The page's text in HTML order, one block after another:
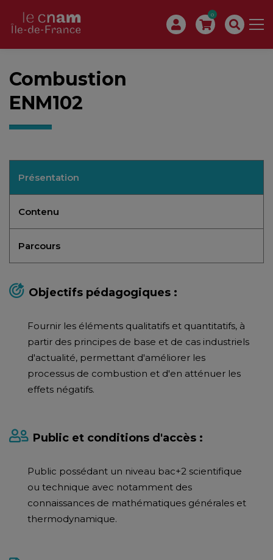
0
Combustion
ENM102
Présentation
Contenu
Parcours
Objectifs pédagogiques :
Fournir les éléments qualitatifs et quantitatifs, à
partir des principes de base et de cas industriels
d'actualité, permettant d'améliorer les
processus de combustion et d'en atténuer les
effets négatifs.
Public et conditions d'accès :
Public possédant un niveau bac+2 scientifique
ou technique avec notamment des
connaissances de mathématiques générales et
thermodynamique.